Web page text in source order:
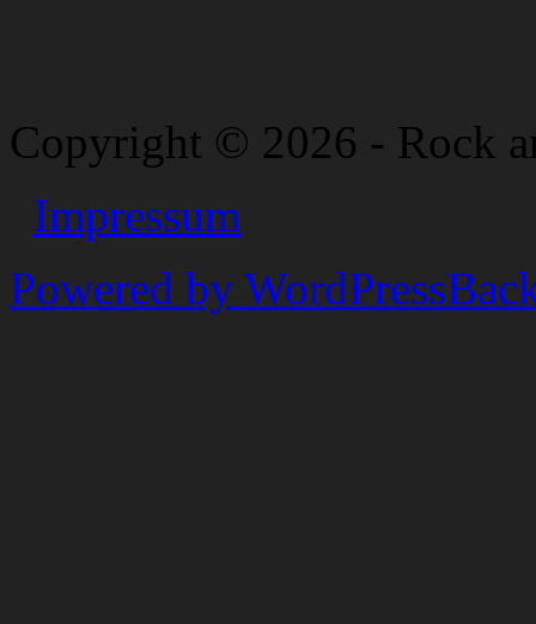
Copyright © 2026 - Rock
Impressum
Powered by WordPress